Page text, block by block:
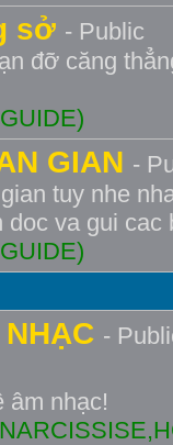
sở - Public
đỡ căng
GIAN -
tuy nhe
va gui cac
-
âm nhạc!